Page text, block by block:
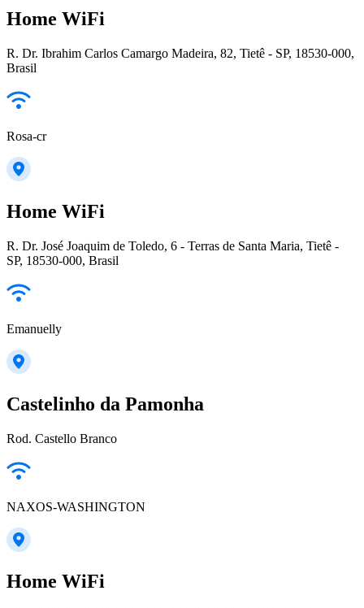
Home WiFi
R. Dr. Ibrahim Carlos Camargo Madeira, 82, Tietê - SP, 18530-000,
Brasil
Rosa-cr
Home WiFi
R. Dr. José Joaquim de Toledo, 6 - Terras de Santa Maria, Tietê -
SP, 18530-000, Brasil
Emanuelly
Castelinho da Pamonha
Rod. Castello Branco
NAXOS-WASHINGTON
Home WiFi